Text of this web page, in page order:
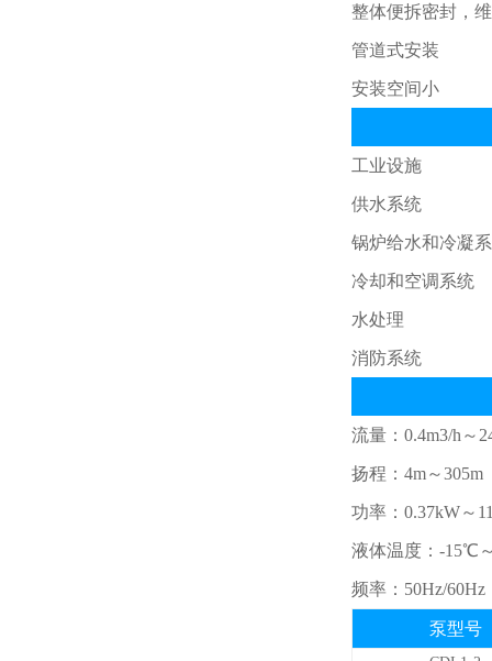
整体便拆密封，
管道式安装
安装空间小
工业设施
供水系统
锅炉给水和冷凝
冷却和空调系统
水处理
消防系统
流量：0.4m3/h～
扬程：4m～305m
功率：0.37kW～
液体温度：-
频率：50Hz/60Hz
泵型号